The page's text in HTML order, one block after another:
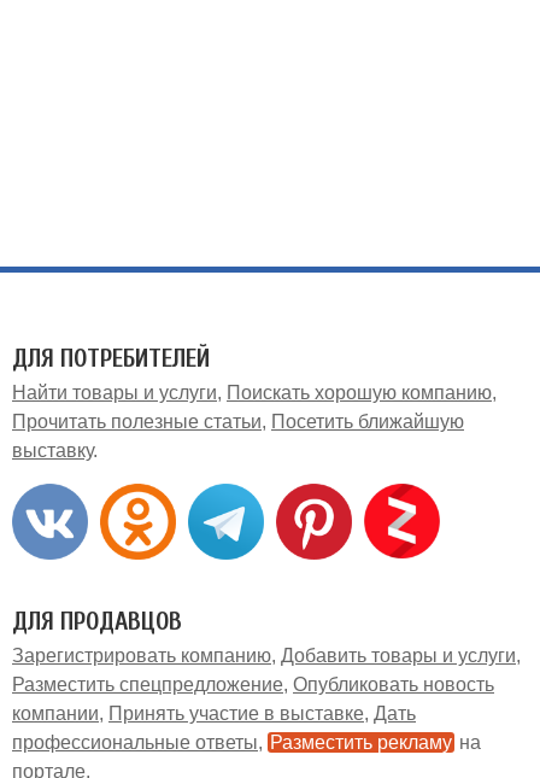
ДЛЯ ПОТРЕБИТЕЛЕЙ
Найти товары и услуги
Поискать хорошую компанию
Прочитать полезные статьи
Посетить ближайшую
выставку
ДЛЯ ПРОДАВЦОВ
Зарегистрировать компанию Добавить товары и услуги
Разместить спецпредложение Опубликовать новость
компании
Принять участие в выставке Дать
профессиональные ответы
Разместить рекламу на
портале